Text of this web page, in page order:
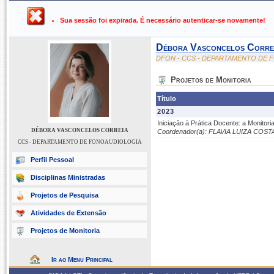
UFPB ›
Sua sessão foi expirada. É necessário autenticar-se novamente!
DÉBORA VASCONCELOS CORREIA
CCS - DEPARTAMENTO DE FONOAUDIOLOGIA
Perfil Pessoal
Disciplinas Ministradas
Projetos de Pesquisa
Atividades de Extensão
Projetos de Monitoria
Ir ao Menu Principal
Débora Vasconcelos
DFON - CCS - DEPARTAMENTO DE
Projetos de Monitoria
Título
2023
Iniciação à Prática Docente: a
Coordenador(a): FLAVIA LUIZA